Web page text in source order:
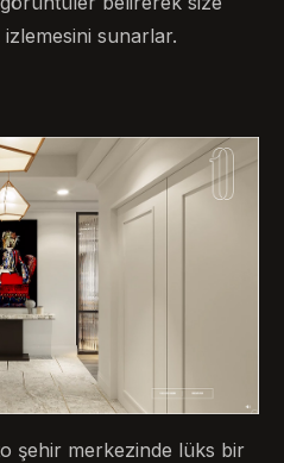
izlemesini sunarlar.
şehir merkezinde lüks bir